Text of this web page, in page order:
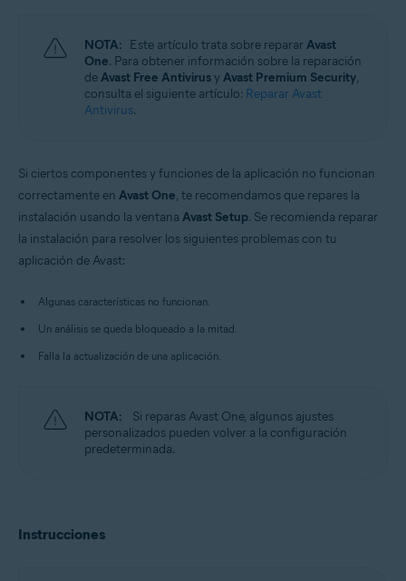
Avast One
Sistemas operativos:
NOTA: Este artículo trata sobre repararAvast
One. Para obtener información sobre la reparación
deAvast Free Antivirusy Avast Premium Security,
consulta el siguiente artículo: Reparar Avast
Antivirus.
Si ciertos componentes y funciones de la aplicación no funcionan
correctamente en Avast One, te recomendamos que repares la
instalación usando la ventana Avast Setup. Se recomienda reparar
la instalación para resolver los siguientes problemas con tu
aplicación de Avast:
Algunas características no funcionan.
Un análisis se queda bloqueado a la mitad.
Falla la actualización de una aplicación.
NOTA:
Si reparas Avast One, algunos ajustes
personalizados pueden volver a la configuración
predeterminada.
Instrucciones